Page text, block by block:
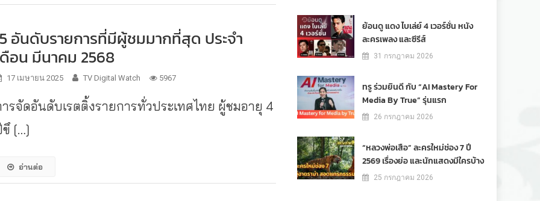
อันดับรายการที่มีผู้ชมมากที่สุด ประจำ
อน มีนาคม 2568
17 เมษายน 2025 TV Digital Watch 5967
รจัดอันดับเรตติ้งรายการทั่วประเทศไทย ผู้ชมอายุ 4
[…]
อ่านต่อ
ย้อนดู แดง ไบเล่ย์ 4 เวอร์ชั่น หนัง
ละครเพลง และซีรีส์
31 กรกฎาคม 2026
ทรู ร่วมยินดี กับ “AI Mastery For
Media By True” รุ่นแรก
26 กรกฎาคม 2026
“หลวงพ่อเสือ” ละครใหม่ช่อง 7 ปี
2569 เรื่องย่อ และนักแสดงมีใครบ้าง
25 กรกฎาคม 2026